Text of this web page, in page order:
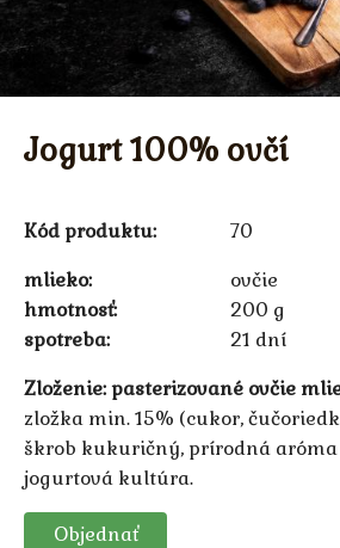
Jogurt 100% ovčí
Kód produktu: 70
Zloženie:pasterizované ovčie
zložka min. 15% (cukor,
škrob kukuričný, prírodná aróma
jogurtová kultúra.
mlieko
ovčie
hmotnosť
200 g
spotreba
21 dní
Objednať